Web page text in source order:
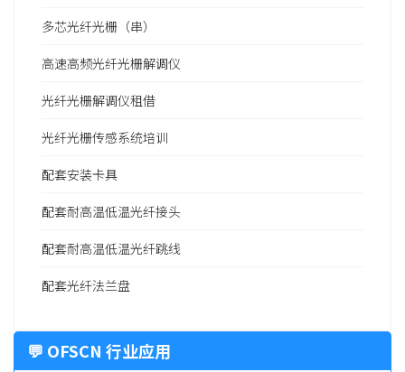
多芯光纤光栅（串）
高速高频光纤光栅解调仪
光纤光栅解调仪租借
光纤光栅传感系统培训
配套安装卡具
配套耐高温低温光纤接头
配套耐高温低温光纤跳线
配套光纤法兰盘
💬 OFSCN 行业应用